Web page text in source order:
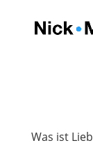
Was ist